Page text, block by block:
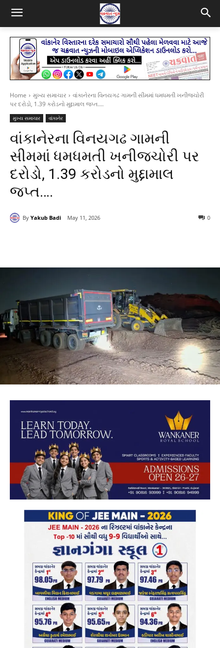
Home મુખ્ય સમાચાર
વાંકાનેરના વિનયગઢ ગામની સીમમાં ધમધમતી ખનીજચોરી
પર દરોડો, 1.39 કરોડનો મુદ્દામાલ જપ્ત....
મુખ્ય સમાચાર વાંકાનેર
વાંકાનેરના વિનયગઢ ગામની
સીમમાં ધમધમતી ખનીજચોરી પર
દરોડો, 1.39 કરોડનો મુદ્દામાલ
જપ્ત….
By Yakub Badi May 11, 2026 0